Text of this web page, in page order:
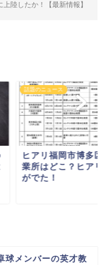
陸したか！【最新情報】
話題のニュース
ヒアリ福岡市博多区
業所はどこ？ヒアリ
がでた！
球メンバーの英才教